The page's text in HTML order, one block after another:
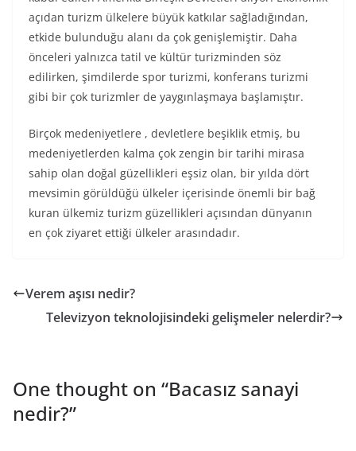
açıdan turizm ülkelere büyük katkılar sağladığından,
etkide bulunduğu alanı da çok genişlemiştir. Daha
önceleri yalnızca tatil ve kültür turizminden söz
edilirken, şimdilerde spor turizmi, konferans turizmi
gibi bir çok turizmler de yaygınlaşmaya başlamıştır.
Birçok medeniyetlere , devletlere beşiklik etmiş, bu
medeniyetlerden kalma çok zengin bir tarihi mirasa
sahip olan doğal güzellikleri eşsiz olan, bir yılda dört
mevsimin görüldüğü ülkeler içerisinde önemli bir bağ
kuran ülkemiz turizm güzellikleri açısından dünyanın
en çok ziyaret ettiği ülkeler arasındadır.
Verem aşısı nedir?
Televizyon teknolojisindeki gelişmeler nelerdir?
One thought on “Bacasız sanayi
nedir?”